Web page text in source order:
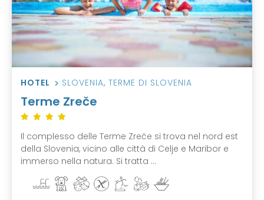
HOTEL SLOVENIA, TERME DI SLOVENIA
Terme Zreče
Il complesso delle Terme Zreče si trova nel nord est
della Slovenia, vicino alle città di Celje e Maribor e
immerso nella natura. Si tratta ...